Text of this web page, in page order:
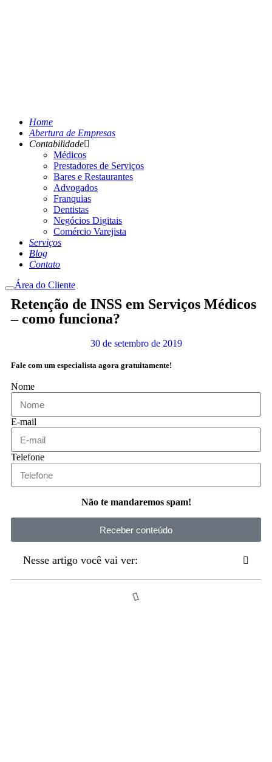
Home
Abertura de Empresas
Contabilidade
Médicos
Prestadores de Serviços
Bares e Restaurantes
Advogados
Franquias
Dentistas
Negócios Digitais
Comércio Varejista
Serviços
Blog
Contato
Área do Cliente
Retenção de INSS em Serviços Médicos
– como funciona?
30 de setembro de 2019
Fale com um especialista agora gratuitamente!
Nome
E-mail
Telefone
Não te mandaremos spam!
Receber conteúdo
Nesse artigo você vai ver: